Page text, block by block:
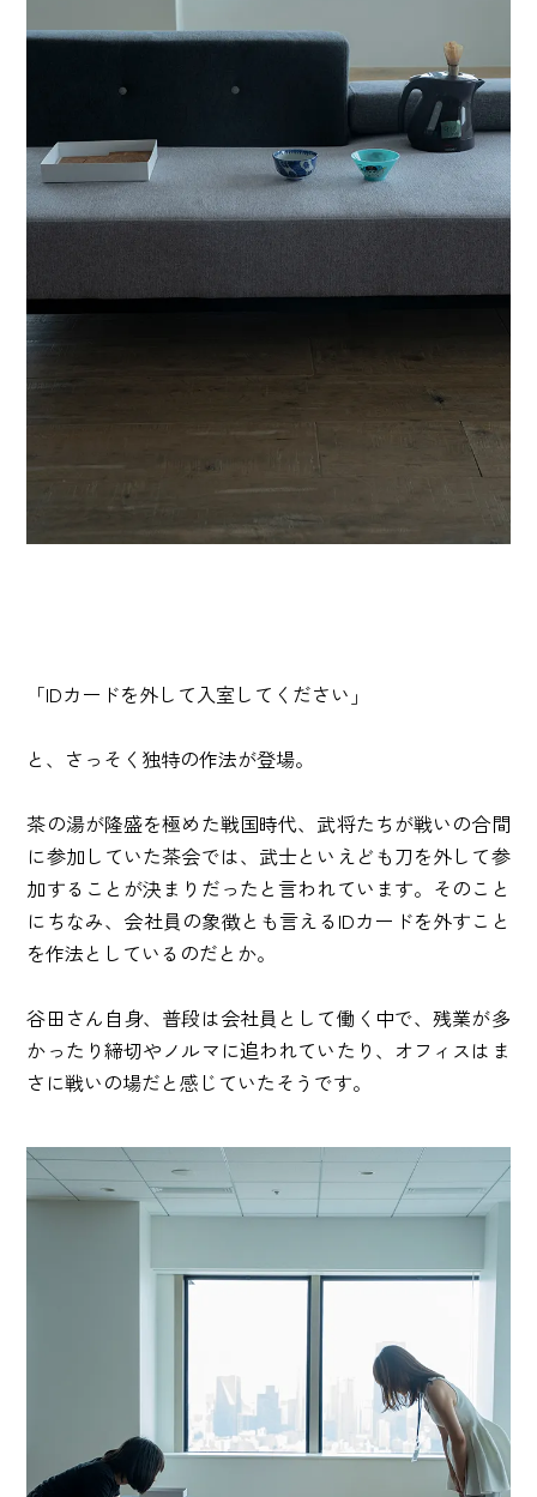
「IDカードを外して入室してください」
と、さっそく独特の作法が登場。
茶の湯が隆盛を極めた戦国時代、武将たちが戦いの合間
に参加していた茶会では、武士といえども刀を外して参
加することが決まりだったと言われています。そのこと
にちなみ、会社員の象徴とも言えるIDカードを外すこと
を作法としているのだとか。
谷田さん自身、普段は会社員として働く中で、残業が多
かったり締切やノルマに追われていたり、オフィスはま
さに戦いの場だと感じていたそうです。